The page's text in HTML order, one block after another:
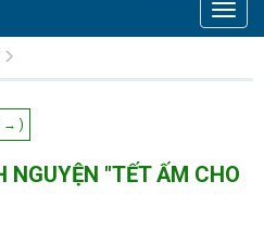
Toggle
→ )
NGUYỆN "TẾT ẤM CHO